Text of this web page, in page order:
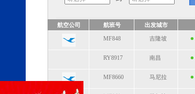
航空公司 航班号 出发城市
MF848 吉隆坡
RY8917 南昌
MF8660 马尼拉